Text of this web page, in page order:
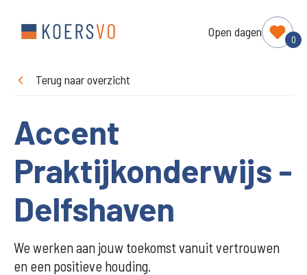
Open dagen
0
Terug naar overzicht
Accent
Praktijkonderwijs -
Delfshaven
We werken aan jouw toekomst vanuit vertrouwen
en een positieve houding.